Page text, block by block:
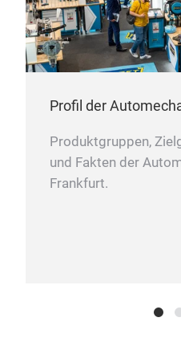
Profil der
Produktgruppen,
und Fakten der
Frankfurt.